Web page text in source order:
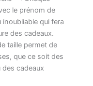
le prénom de
qui fera
des cadeaux.
taille permet de
que ce soit des
cadeaux